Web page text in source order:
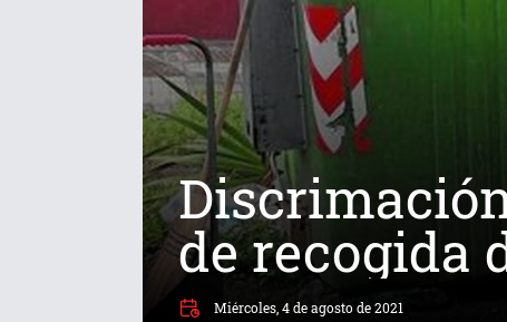
de recogida
Miércoles, 4 de agosto de 2021